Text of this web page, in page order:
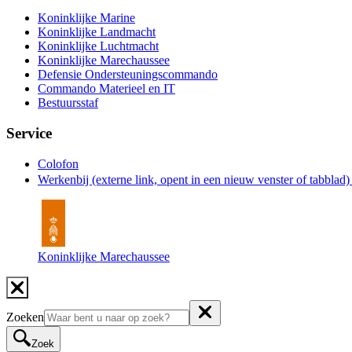
Koninklijke Marine
Koninklijke Landmacht
Koninklijke Luchtmacht
Koninklijke Marechaussee
Defensie Ondersteuningscommando
Commando Materieel en IT
Bestuursstaf
Service
Colofon
Werkenbij (externe link, opent in een nieuw venster of tabblad)
Koninklijke Marechaussee
Zoeken
Zoek